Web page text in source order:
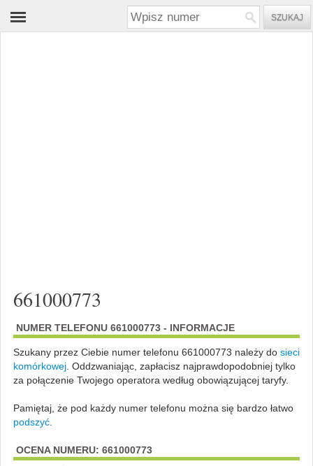
661000773
NUMER TELEFONU 661000773 - INFORMACJE
Szukany przez Ciebie numer telefonu 661000773 należy do sieci
komórkowej. Oddzwaniając, zapłacisz najprawdopodobniej tylko
za połączenie Twojego operatora według obowiązującej taryfy.
Pamiętaj, że pod każdy numer telefonu można się bardzo łatwo
podszyć.
OCENA NUMERU: 661000773